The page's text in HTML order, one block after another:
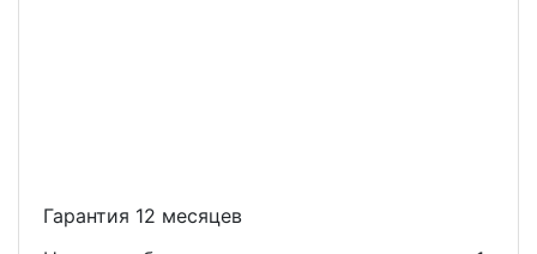
Гарантия 12 месяцев